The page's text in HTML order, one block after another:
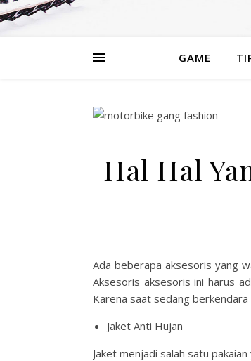
GAME
Hal Hal
Ada beberapa aksesoris yang
Aksesoris aksesoris ini harus
Karena saat sedang
Jaket Anti Hujan
Jaket menjadi salah satu